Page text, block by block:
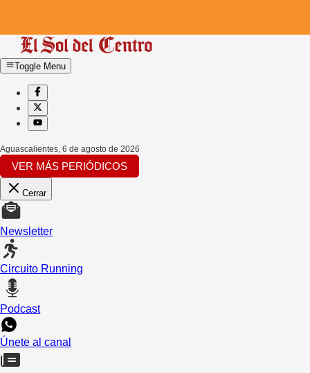
Toggle Menu
Aguascalientes, 6 de agosto de 2026
VER MÁS PERIÓDICOS
Cerrar
Newsletter
Circuito Running
Podcast
Únete al canal